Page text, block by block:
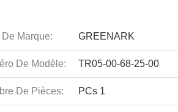
De Marque: GREENARK
De Modèle: TR05-00-68-25-00
De Pièces: PCs 1